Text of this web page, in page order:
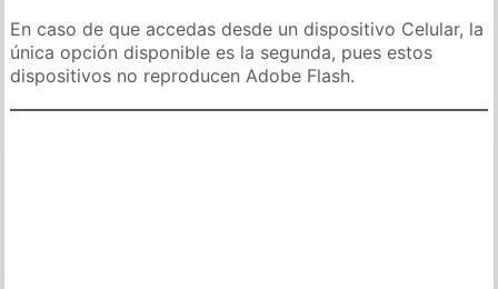
En caso de que accedas desde un dispositivo Celular, la
única opción disponible es la segunda, pues estos
dispositivos no reproducen Adobe Flash.